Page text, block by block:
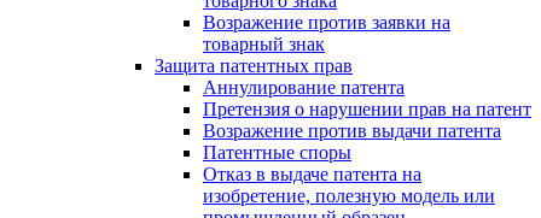
Возражение против заявки на
товарный знак
Защита патентных прав
Аннулирование патента
Претензия о нарушении прав на патент
Возражение против выдачи патента
Патентные споры
Отказ в выдаче патента на
изобретение, полезную модель или